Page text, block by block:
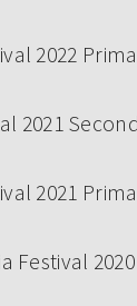
2022
2021
2021
Festival 2020